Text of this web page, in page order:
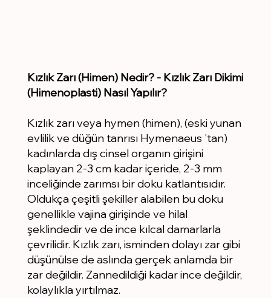
Kızlık Zarı (Himen) Nedir? - Kızlık Zarı Dikimi
(Himenoplasti) Nasıl Yapılır?
Kızlık zarı veya hymen (himen), (eski yunan
evlilik ve düğün tanrısı Hymenaeus 'tan)
kadınlarda dış cinsel organın girişini
kaplayan 2-3 cm kadar içeride, 2-3 mm
inceliğinde zarımsı bir doku katlantısıdır.
Oldukça çeşitli şekiller alabilen bu doku
genellikle vajina girişinde ve hilal
şeklindedir ve de ince kılcal damarlarla
çevrilidir. Kızlık zarı, isminden dolayı zar gibi
düşünülse de aslında gerçek anlamda bir
zar değildir. Zannedildiği kadar ince değildir,
kolaylıkla yırtılmaz.